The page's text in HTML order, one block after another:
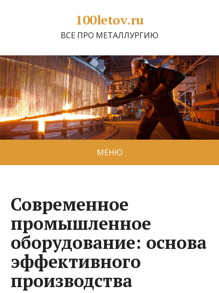
100letov.ru
ВСЕ ПРО МЕТАЛЛУРГИЮ
МЕНЮ
Современное
промышленное
оборудование: основа
эффективного
производства